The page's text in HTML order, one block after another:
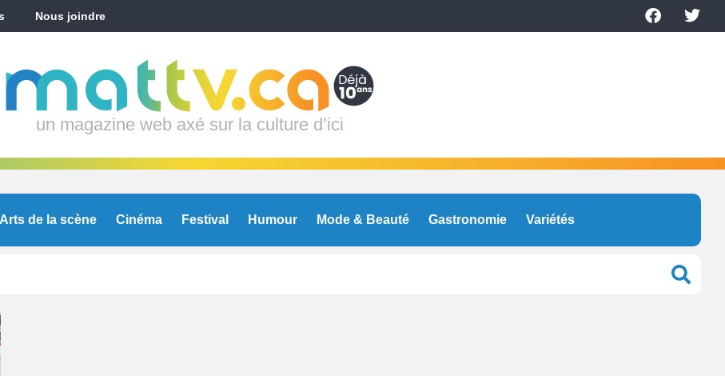
Nous joindre
un magazine web axé sur la culture d’ici
Arts de la scène Cinéma Festival Humour Mode & Beauté Gastronomie Variétés